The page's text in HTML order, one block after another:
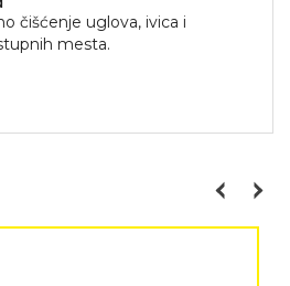
čišćenje uglova, ivica i
mesta.